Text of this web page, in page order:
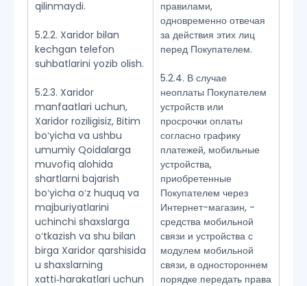
qilinmaydi.
5.2.2. Xaridor bilan
kechgan telefon
suhbatlarini yozib olish.
5.2.3. Xaridor
manfaatlari uchun,
Xaridor roziligisiz, Bitim
boʻyicha va ushbu
umumiy Qoidalarga
muvofiq alohida
shartlarni bajarish
boʻyicha oʻz huquq va
majburiyatlarini
uchinchi shaxslarga
oʻtkazish va shu bilan
birga Xaridor qarshisida
u shaxslarning
xatti‑harakatlari uchun
правилами,
одновременно отвечая
за действия этих лиц
перед Покупателем.
5.2.4. В случае
неоплаты Покупателем
устройств или
просрочки оплаты
согласно графику
платежей, мобильные
устройства,
приобретенные
Покупателем через
Интернет-магазин, -
средства мобильной
связи и устройства с
модулем мобильной
связи, в одностороннем
порядке передать права